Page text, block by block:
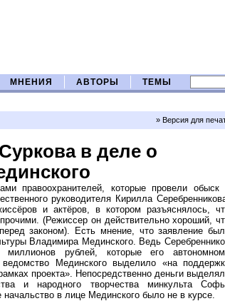
МНЕНИЯ АВТОРЫ ТЕМЫ
» Версия для
в деле о
правоохранителей, которые провели обыск
руководителя Кирилла
и актёров, в котором разъяснялось,
(Режиссер он действительно хороший,
законом). Есть мнение, что заявление
Владимира Мединского. Ведь
рублей, которые его
Мединского выделило «на
проекта». Непосредственно деньги
и народного творчества минкульта
в лице Мединского было не в курсе.